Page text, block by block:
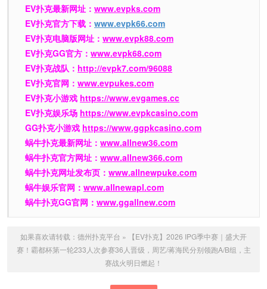
EV扑克最新网址： www.evpks.com
EV扑克官方下载： www.evpk66.com
EV扑克电脑版网址： www.evpk88.com
EV扑克GG官方： www.evpk68.com
EV扑克战队： http://evpk7.com/96088
EV扑克官网： www.evpukes.com
EV扑克小游戏 https://www.evgames.cc
EV扑克娱乐场 https://www.evpkcasino.com
GG扑克小游戏 https://www.ggpkcasino.com
蜗牛扑克最新网址： www.allnew36.com
蜗牛扑克官方网址： www.allnew366.com
蜗牛扑克网址发布页： www.allnewpuke.com
蜗牛娱乐官网： www.allnewapl.com
蜗牛扑克GG官网： www.ggallnew.com
如果喜欢请转载： 德州扑克平台 »
【EV扑克】2026 IPG季中赛｜盛大开
赛！霸都杯第一轮233人次参赛36人晋级，周艺/蒋海民分别领跑A/B组，主
赛战火明日燃起！